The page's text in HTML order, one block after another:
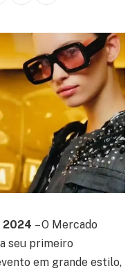
2024 – O Mercado
seu primeiro
em grande estilo,